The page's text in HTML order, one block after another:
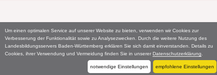
Um einen optimalen Service auf unserer Website zu bieten, verwenden wir Cookies zur
Verbesserung der Funktionalität sowie zu Analysezwecken. Durch die weitere Nutzung des
Landesbildungsservers Baden-Württemberg erklären Sie sich damit einverstanden. Details zu
Cookies, ihrer Verwendung und Vermeidung finden Sie in unserer Datenschutzerklärung
notwendige Einstellungen empfohlene Einstellungen